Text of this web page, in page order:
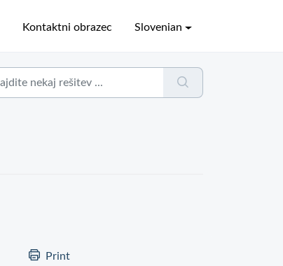
Kontaktni obrazec Slovenian
Print